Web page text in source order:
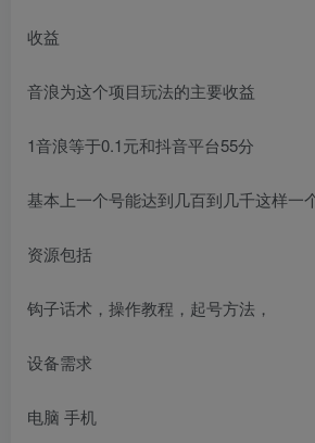
收益
音浪为这个项目玩法的主要收益
1音浪等于0.1元和抖音平台55分
基本上一个号能达到几百到几千这样一
资源包括
钩子话术，操作教程，起号方法，
设备需求
电脑 手机